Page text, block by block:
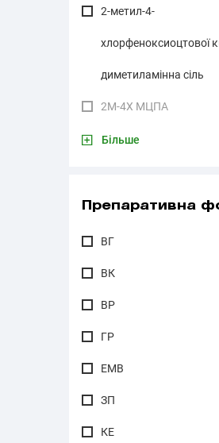
2-метил-4-
хлорфеноксиоцтової
диметиламінна сіль
2М-4Х МЦПА
Більше
Препаративна
ВГ
ВК
ВР
ГР
ЕМВ
ЗП
КЕ